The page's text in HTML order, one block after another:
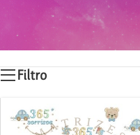
Início
Produtos marcados com a
Exibindo um único resultado
Filtro